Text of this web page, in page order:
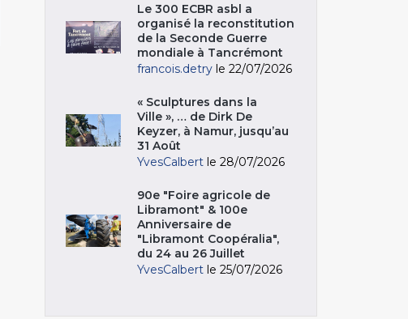
Le 300 ECBR asbl a
organisé la reconstitution
de la Seconde Guerre
mondiale à Tancrémont
francois.detry le 22/07/2026
« Sculptures dans la
Ville », … de Dirk De
Keyzer, à Namur, jusqu’au
31 Août
YvesCalbert le 28/07/2026
90e "Foire agricole de
Libramont" & 100e
Anniversaire de
"Libramont Coopéralia",
du 24 au 26 Juillet
YvesCalbert le 25/07/2026